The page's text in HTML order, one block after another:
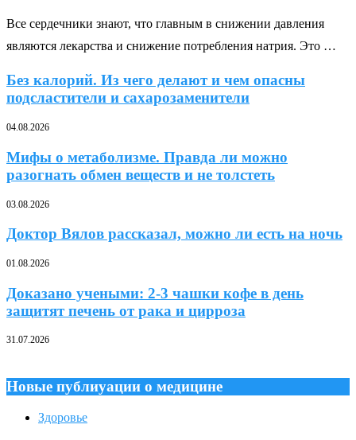
Все сердечники знают, что главным в снижении давления
являются лекарства и снижение потребления натрия. Это …
Без калорий. Из чего делают и чем опасны
подсластители и сахарозаменители
04.08.2026
Мифы о метаболизме. Правда ли можно
разогнать обмен веществ и не толстеть
03.08.2026
Доктор Вялов рассказал, можно ли есть на ночь
01.08.2026
Доказано учеными: 2-3 чашки кофе в день
защитят печень от рака и цирроза
31.07.2026
Новые публиуации о медицине
Здоровье